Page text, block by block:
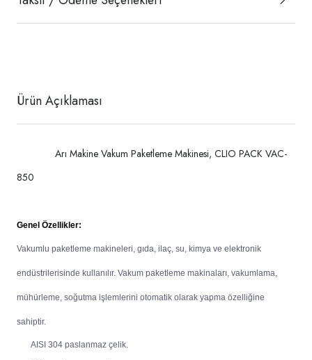
Ürün Açıklaması
Arı Makine Vakum Paketleme Makinesi, CLIO PACK VAC-
850
Genel Özellikler:
Vakumlu paketleme makineleri, gıda, ilaç, su, kimya ve elektronik
endüstrilerisinde kullanılır. Vakum paketleme makinaları, vakumlama,
mühürleme, soğutma işlemlerini otomatik olarak yapma özelliğine
sahiptir.
AISI 304 paslanmaz çelik.